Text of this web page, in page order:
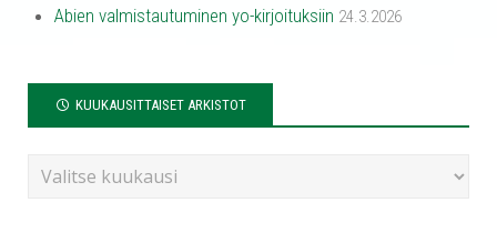
Abien valmistautuminen yo-kirjoituksiin 24.3.2026
KUUKAUSITTAISET ARKISTOT